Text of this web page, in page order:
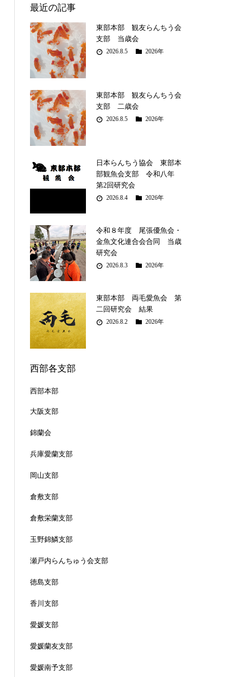
最近の記事
東部本部 観友らんちう会
支部 当歳会
2026.8.5 2026年
東部本部 観友らんちう会
支部 二歳会
2026.8.5 2026年
日本らんちう協会 東部本
部観魚会支部 令和八年
第2回研究会
2026.8.4 2026年
令和８年度 尾張優魚会・
金魚文化連合会合同 当歳
研究会
2026.8.3 2026年
東部本部 両毛愛魚会 第
二回研究会 結果
2026.8.2 2026年
西部各支部
西部本部
大阪支部
錦蘭会
兵庫愛蘭支部
岡山支部
倉敷支部
倉敷栄蘭支部
玉野錦鱗支部
瀬戸内らんちゅう会支部
徳島支部
香川支部
愛媛支部
愛媛蘭友支部
愛媛南予支部